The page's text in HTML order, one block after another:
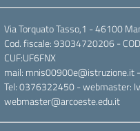
Via Torquato Tasso,1 - 46100
Cod. fiscale: 93034720206 -
CUF:UF6FNX
mail: mnis00900e@istruzione.it
Tel: 0376322450 - webmaster:
webmaster@arcoeste.edu.it